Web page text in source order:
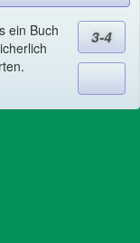
ein Buch
3-4